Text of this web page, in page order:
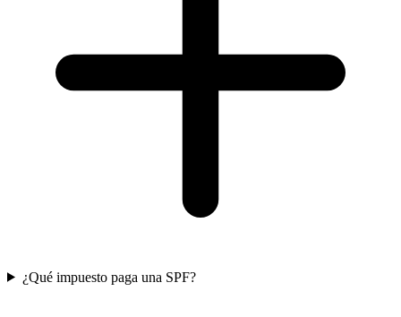
¿Qué impuesto paga una SPF?